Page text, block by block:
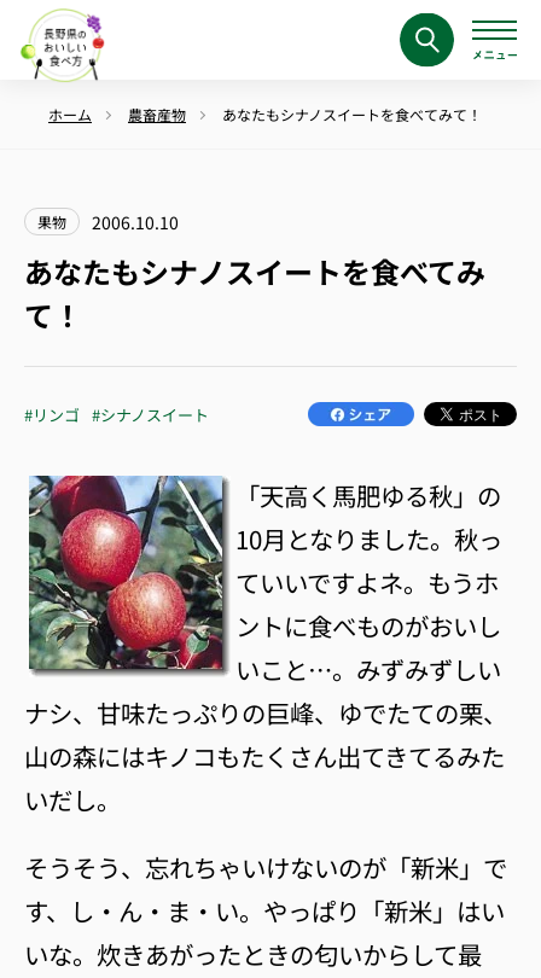
ホーム 農畜産物 あなたもシナノスイートを食べてみて！
果物 2006.10.10
あなたもシナノスイートを食べてみ
て！
#リンゴ #シナノスイート
「天高く馬肥ゆる秋」の
10月となりました。秋っ
ていいですよネ。もうホ
ントに食べものがおいし
いこと…。みずみずしい
ナシ、甘味たっぷりの巨峰、ゆでたての栗、
山の森にはキノコもたくさん出てきてるみた
いだし。
そうそう、忘れちゃいけないのが「新米」で
す、し・ん・ま・い。やっぱり「新米」はい
いな。炊きあがったときの匂いからして最